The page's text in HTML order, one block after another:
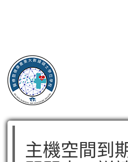
主機空間到